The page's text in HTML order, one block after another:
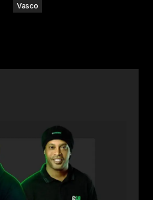
Vasco